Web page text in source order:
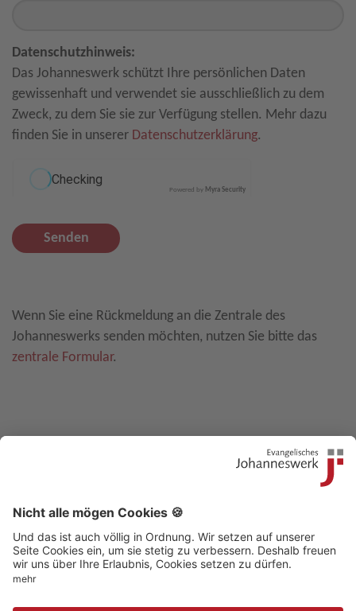
Datenschutzhinweis:
Das Johanneswerk schützt Ihre persönlichen Daten
gewissenhaft und verwendet sie ausschließlich zu dem
Zweck, zu dem Sie sie zur Verfügung stellen. Mehr dazu
finden Sie in unserer Datenschutzerklärung.
Powered by Myra Security
Senden
Wenn Sie eine Rückmeldung an die Zentrale des
Johanneswerks senden möchten, nutzen Sie bitte das
zentrale Formular.